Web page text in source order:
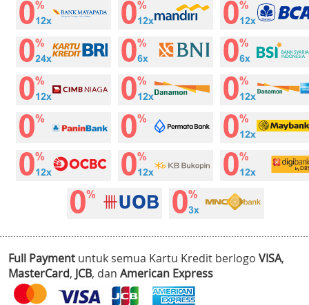
Full Payment untuk semua Kartu Kredit berlogo VISA,
MasterCard, JCB, dan American Express